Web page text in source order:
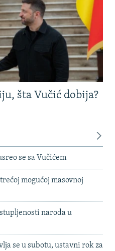
šta Vučić dobija?
se sa Vučićem
mogućoj masovnoj
naroda u
se u subotu, ustavni rok za